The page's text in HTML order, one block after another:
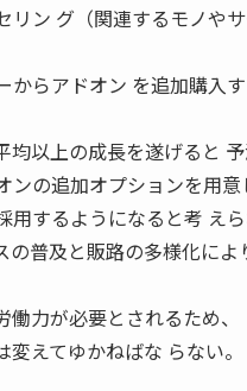
ン グ（関連するモノや
らアドオン を追加購入
以上の成長を遂げると 予
の追加オプションを用
するようになると考 えら
普及と販路の多様化によ
力が必要とされるため、
えてゆかねばな らない。